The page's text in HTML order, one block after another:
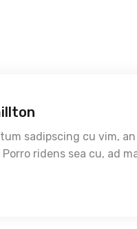
sadipscing cu vim,
ridens sea cu, ad